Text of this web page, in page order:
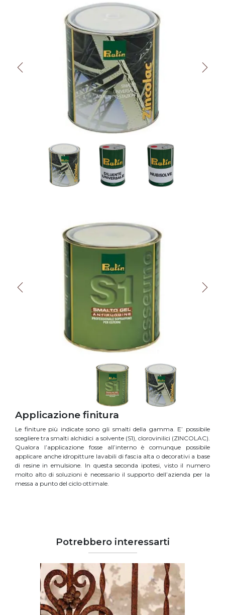
Applicazione finitura
Le finiture più indicate sono gli smalti della gamma. E’ possibile
scegliere tra smalti alchidici a solvente (S1), clorovinilici (ZINCOLAC).
Qualora l’applicazione fosse all’interno è comunque possibile
applicare anche idropitture lavabili di fascia alta o decorativi a base
di resine in emulsione. In questa seconda ipotesi, visto il numero
molto alto di soluzioni è necessario il supporto dell’azienda per la
messa a punto del ciclo ottimale.
Potrebbero interessarti